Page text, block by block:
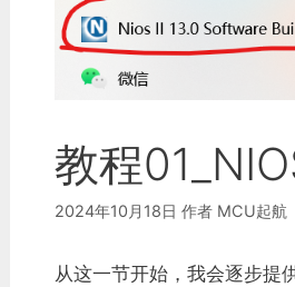
教程
2024年10月18日 作者 MCU起航
从这一节开始，我会逐步提